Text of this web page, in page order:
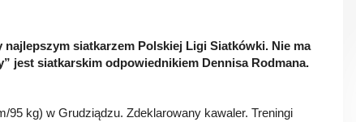
najlepszym siatkarzem Polskiej Ligi Siatkówki. Nie ma
jest siatkarskim odpowiednikiem Dennisa Rodmana.
95 kg) w Grudziądzu. Zdeklarowany kawaler. Treningi